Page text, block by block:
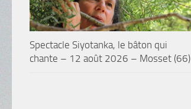
Spectacle Siyotanka, le bâton qui
chante – 12 août 2026 – Mosset (66)